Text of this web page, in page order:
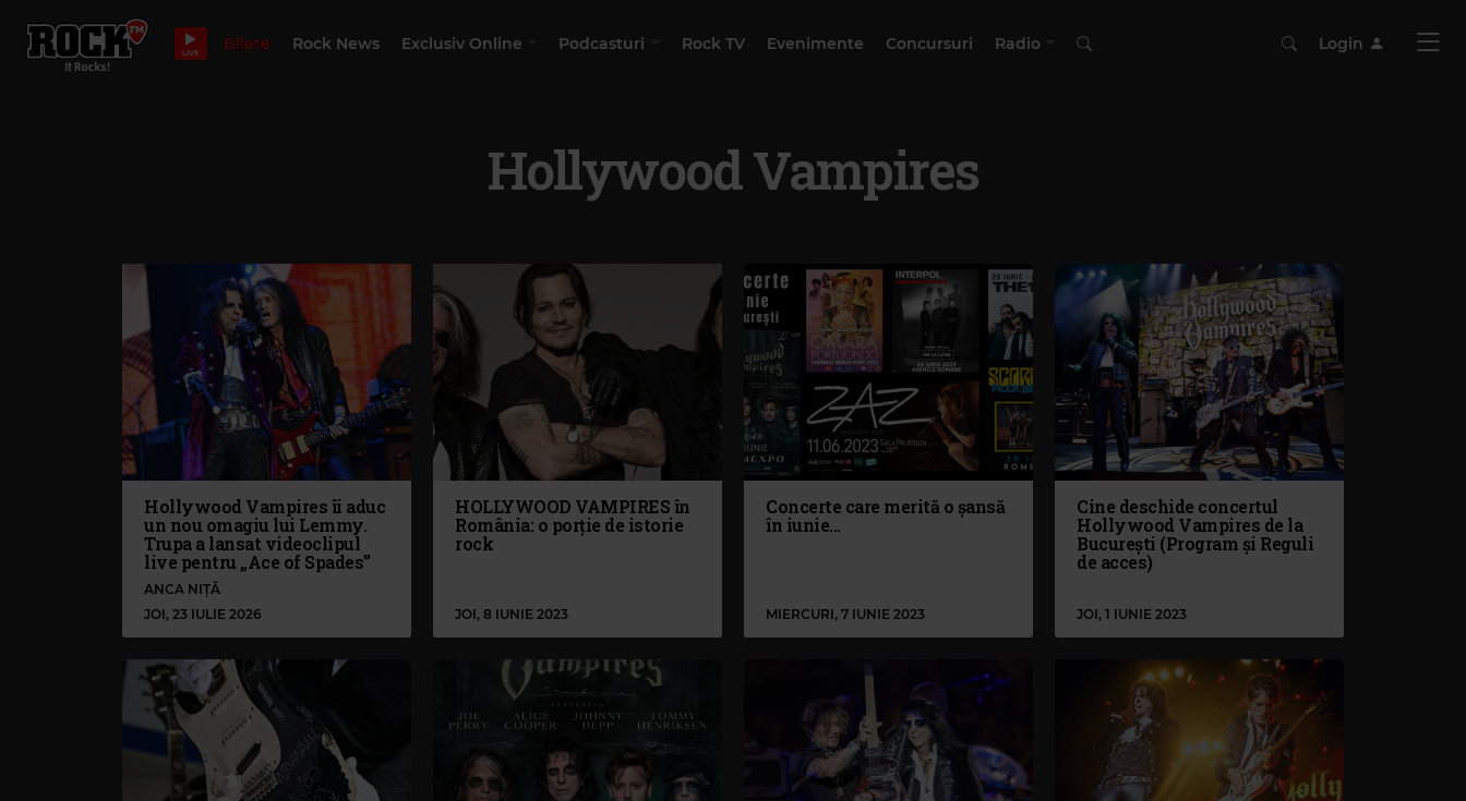
LIVE Bilete Rock News Exclusiv Online Podcasturi Rock TV Evenimente Concursuri Radio Login
Hollywood Vampires
Hollywood Vampires îi aduc
un nou omagiu lui Lemmy.
Trupa a lansat videoclipul
live pentru „Ace of Spades”
ANCA NIȚĂ
JOI, 23 IULIE 2026
HOLLYWOOD VAMPIRES în
România: o porție de istorie
rock
JOI, 8 IUNIE 2023
Concerte care merită o șansă
în iunie...
MIERCURI, 7 IUNIE 2023
Cine deschide concertul
Hollywood Vampires de la
București (Program și Reguli
de acces)
JOI, 1 IUNIE 2023